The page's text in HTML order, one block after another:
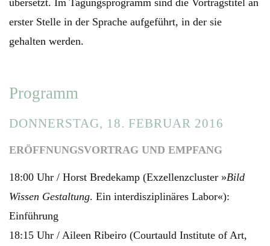
übersetzt. Im Tagungsprogramm sind die Vortragstitel an
erster Stelle in der Sprache aufgeführt, in der sie
gehalten werden.
Programm
DONNERSTAG, 18. FEBRUAR 2016
ERÖFFNUNGSVORTRAG UND EMPFANG
18:00 Uhr / Horst Bredekamp (Exzellenzcluster »Bild
Wissen Gestaltung. Ein interdisziplinäres Labor«):
Einführung
18:15 Uhr / Aileen Ribeiro (Courtauld Institute of Art,